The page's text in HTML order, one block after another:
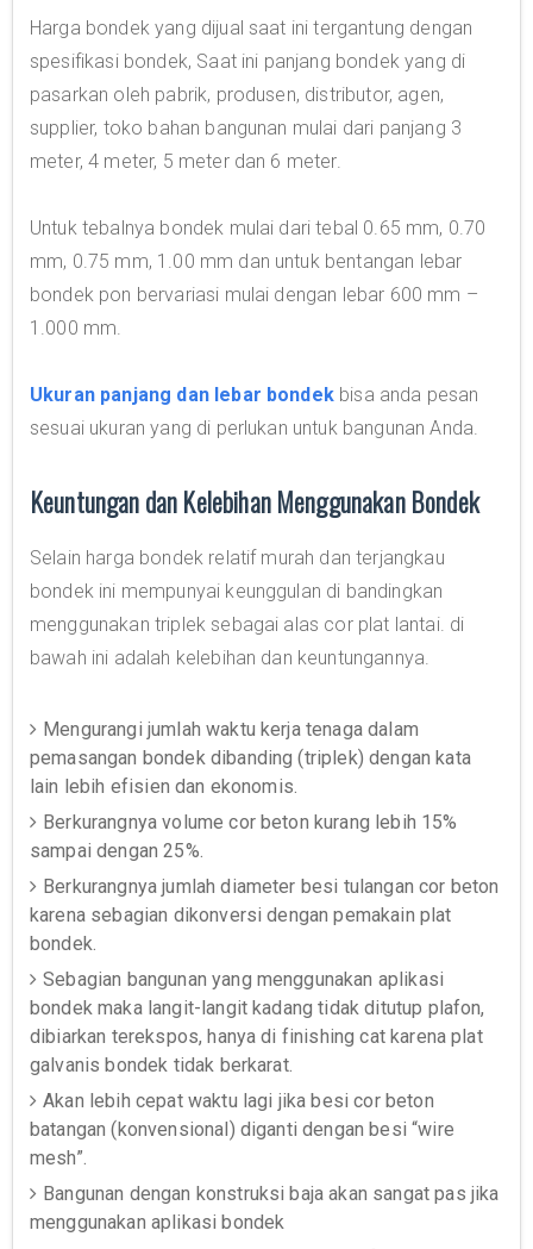
Harga bondek yang dijual saat ini tergantung dengan
spesifikasi bondek, Saat ini panjang bondek yang di
pasarkan oleh pabrik, produsen, distributor, agen,
supplier, toko bahan bangunan mulai dari panjang 3
meter, 4 meter, 5 meter dan 6 meter.
Untuk tebalnya bondek mulai dari tebal 0.65 mm, 0.70
mm, 0.75 mm, 1.00 mm dan untuk bentangan lebar
bondek pon bervariasi mulai dengan lebar 600 mm –
1.000 mm.
Ukuran panjang dan lebar bondekbisa anda pesan
sesuai ukuran yang di perlukan untuk bangunan Anda.
Keuntungan dan Kelebihan Menggunakan Bondek
Selain harga bondek relatif murah dan terjangkau
bondek ini mempunyai keunggulan di bandingkan
menggunakan triplek sebagai alas cor plat lantai. di
bawah ini adalah kelebihan dan keuntungannya.
Mengurangi jumlah waktu kerja tenaga dalam
pemasangan bondek dibanding (triplek) dengan kata
lain lebih efisien dan ekonomis.
Berkurangnya volume cor beton kurang lebih 15%
sampai dengan 25%.
Berkurangnya jumlah diameter besi tulangan cor beton
karena sebagian dikonversi dengan pemakain plat
bondek.
Sebagian bangunan yang menggunakan aplikasi
bondek maka langit-langit kadang tidak ditutup plafon,
dibiarkan terekspos, hanya di finishing cat karena plat
galvanis bondek tidak berkarat.
Akan lebih cepat waktu lagi jika besi cor beton
batangan (konvensional) diganti dengan besi “wire
mesh”.
Bangunan dengan konstruksi baja akan sangat pas jika
menggunakan aplikasi bondek